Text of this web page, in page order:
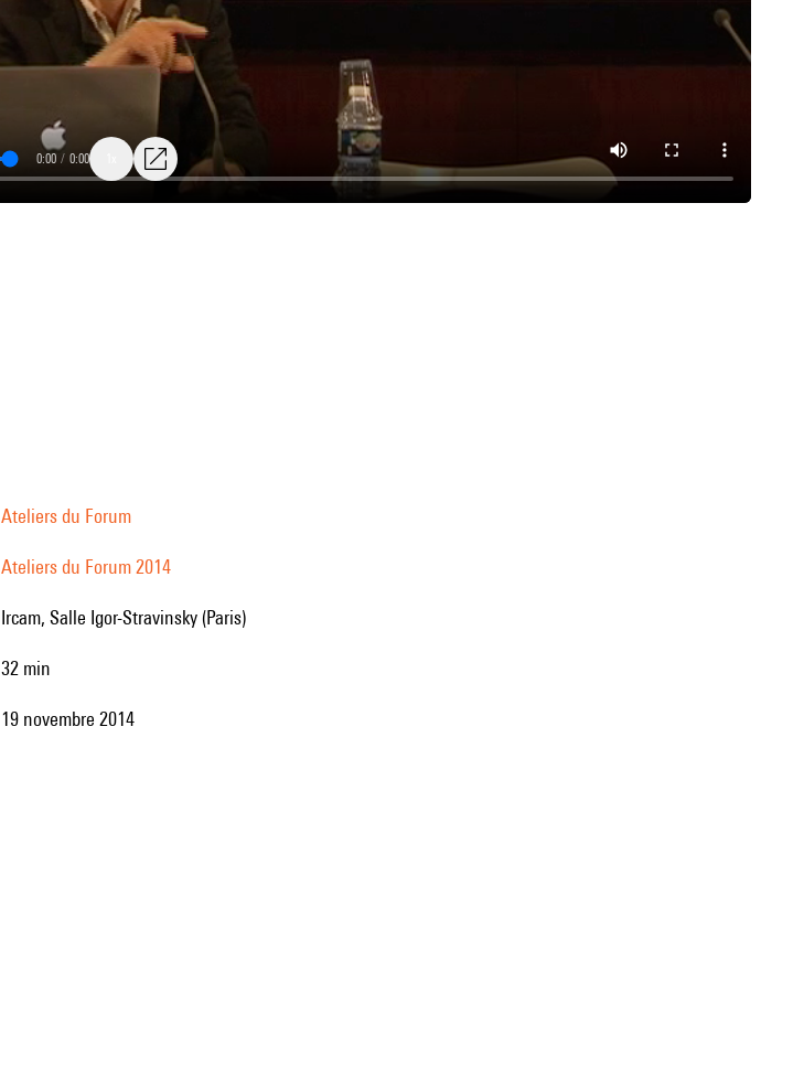
0:00 / 0:00
Ateliers du Forum
Ateliers du Forum 2014
Ircam, Salle Igor-Stravinsky (Paris)
32 min
19 novembre 2014